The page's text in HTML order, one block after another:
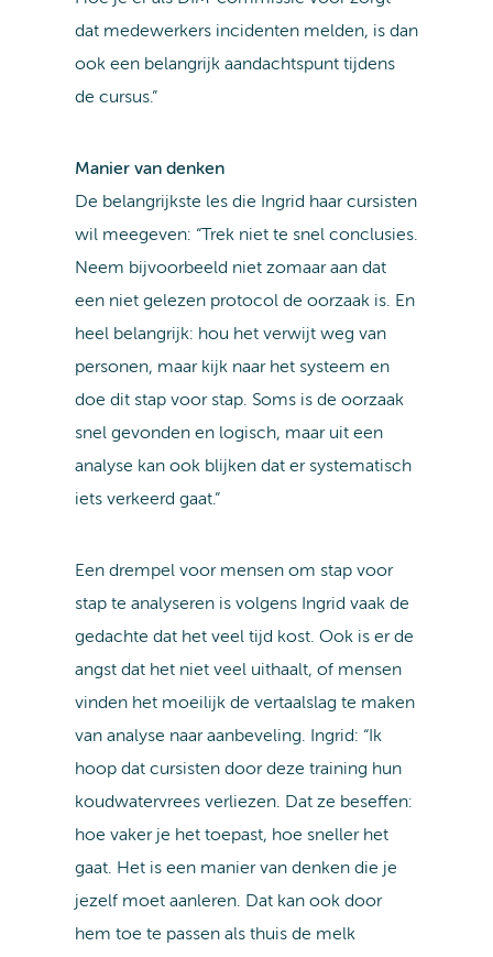
dat medewerkers incidenten melden, is dan
ook een belangrijk aandachtspunt tijdens
de cursus.”
Manier van denken
De belangrijkste les die Ingrid haar cursisten
wil meegeven: “Trek niet te snel conclusies.
Neem bijvoorbeeld niet zomaar aan dat
een niet gelezen protocol de oorzaak is. En
heel belangrijk: hou het verwijt weg van
personen, maar kijk naar het systeem en
doe dit stap voor stap. Soms is de oorzaak
snel gevonden en logisch, maar uit een
analyse kan ook blijken dat er systematisch
iets verkeerd gaat.”
Een drempel voor mensen om stap voor
stap te analyseren is volgens Ingrid vaak de
gedachte dat het veel tijd kost. Ook is er de
angst dat het niet veel uithaalt, of mensen
vinden het moeilijk de vertaalslag te maken
van analyse naar aanbeveling. Ingrid: “Ik
hoop dat cursisten door deze training hun
koudwatervrees verliezen. Dat ze beseffen:
hoe vaker je het toepast, hoe sneller het
gaat. Het is een manier van denken die je
jezelf moet aanleren. Dat kan ook door
hem toe te passen als thuis de melk